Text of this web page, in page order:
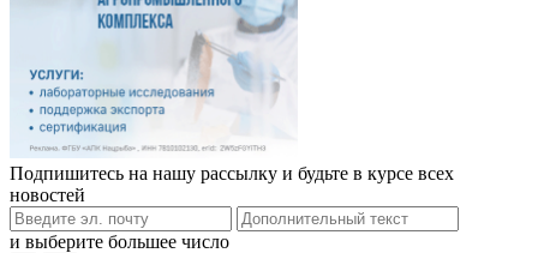
Подпишитесь на нашу рассылку и будьте в курсе всех
новостей
и выберите большее число